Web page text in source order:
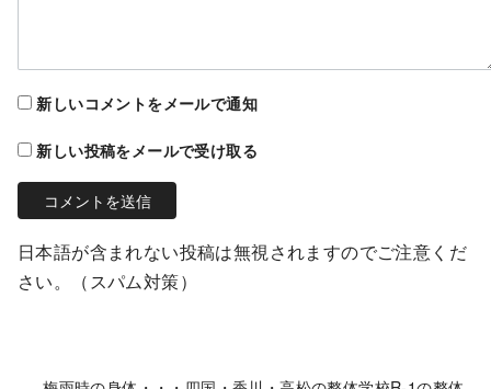
新しいコメントをメールで通知
新しい投稿をメールで受け取る
日本語が含まれない投稿は無視されますのでご注意くだ
さい。（スパム対策）